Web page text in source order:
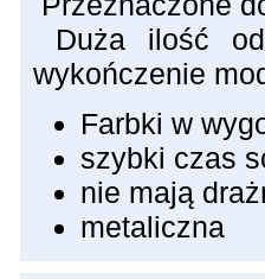
Duża ilość
wykończenie
Farbki w
szybki czas
nie mają
metaliczna